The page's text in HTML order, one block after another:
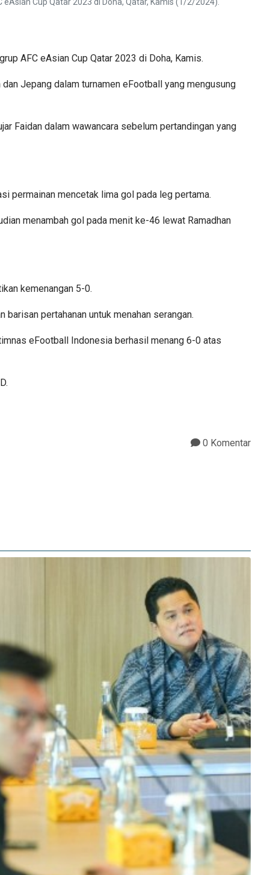
Cup Qatar 2023 di Doha, Qatar, Kamis (1/2/2024).
AFC eAsian Cup Qatar 2023 di Doha, Kamis.
Jepang dalam turnamen eFootball yang mengusung
Faidan dalam wawancara sebelum pertandingan yang
permainan mencetak lima gol pada leg pertama.
menambah gol pada menit ke-46 lewat Ramadhan
kemenangan 5-0.
pertahanan untuk menahan serangan.
eFootball Indonesia berhasil menang 6-0 atas
0 Komentar